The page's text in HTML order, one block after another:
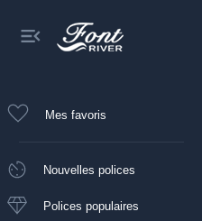
Mes favoris
Nouvelles polices
Polices populaires